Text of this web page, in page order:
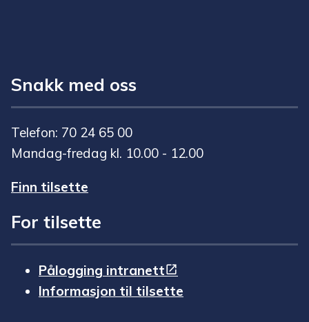
Snakk med oss
Telefon: 70 24 65 00
Mandag-fredag kl. 10.00 - 12.00
Finn tilsette
For tilsette
Pålogging intranett
Informasjon til tilsette